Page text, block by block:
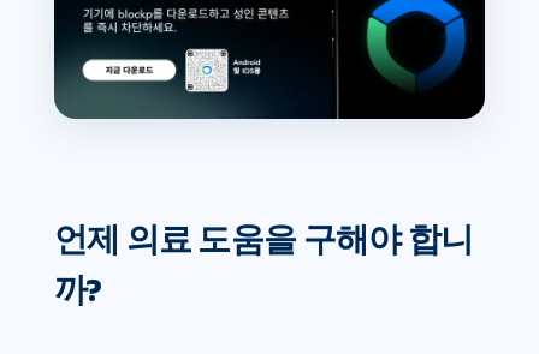
언제 의료 도움을 구해야 합니
까?